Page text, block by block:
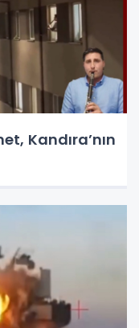
Kandıra’nın